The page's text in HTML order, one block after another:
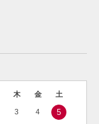
木 金 土
3 4 5